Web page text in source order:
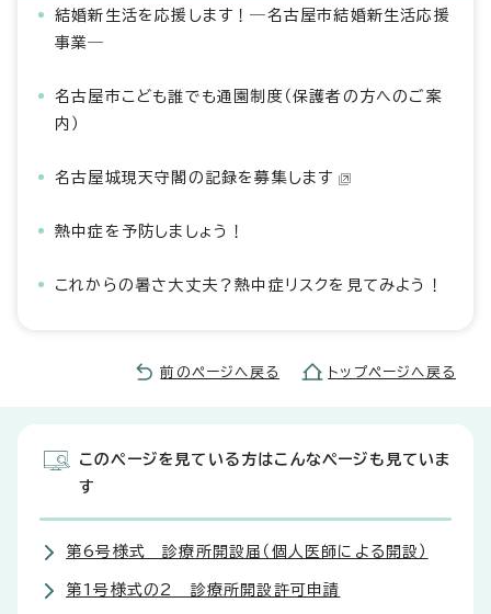
結婚新生活を応援します！―名古屋市結婚新生活応援
事業―
名古屋市こども誰でも通園制度（保護者の方へのご案
内）
名古屋城現天守閣の記録を募集します
熱中症を予防しましょう！
これからの暑さ大丈夫？熱中症リスクを見てみよう！
前のページへ戻る トップページへ戻る
このページを見ている方はこんなページも見ていま
す
第6号様式 診療所開設届（個人医師による開設）
第1号様式の2 診療所開設許可申請